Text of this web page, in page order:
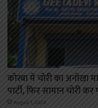
कोरबा में चोरी का अनोखा
पार्टी, फिर सामान चोरी
August 1, 2026